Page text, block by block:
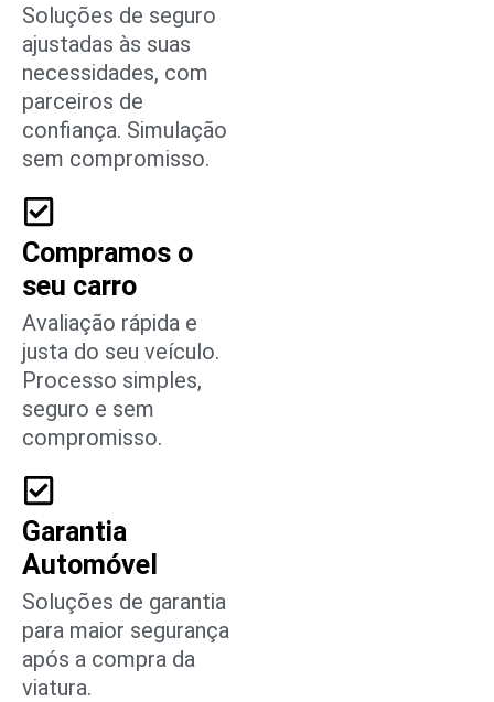
Soluções de seguro
ajustadas às suas
necessidades, com
parceiros de
confiança. Simulação
sem compromisso.
Compramos o
seu carro
Avaliação rápida e
justa do seu veículo.
Processo simples,
seguro e sem
compromisso.
Garantia
Automóvel
Soluções de garantia
para maior segurança
após a compra da
viatura.